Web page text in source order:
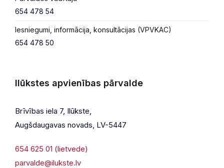
654 478 54
Iesniegumi, informācija, konsultācijas (VPVKAC)
654 478 50
Ilūkstes apvienības pārvalde
Brīvības iela 7, Ilūkste,
Augšdaugavas novads, LV-5447
654 625 01 (lietvede)
parvalde@ilukste.lv